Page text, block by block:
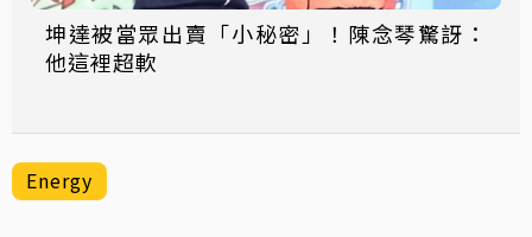
坤達被當眾出賣「小秘密」！陳念琴驚訝：
他這裡超軟
Energy